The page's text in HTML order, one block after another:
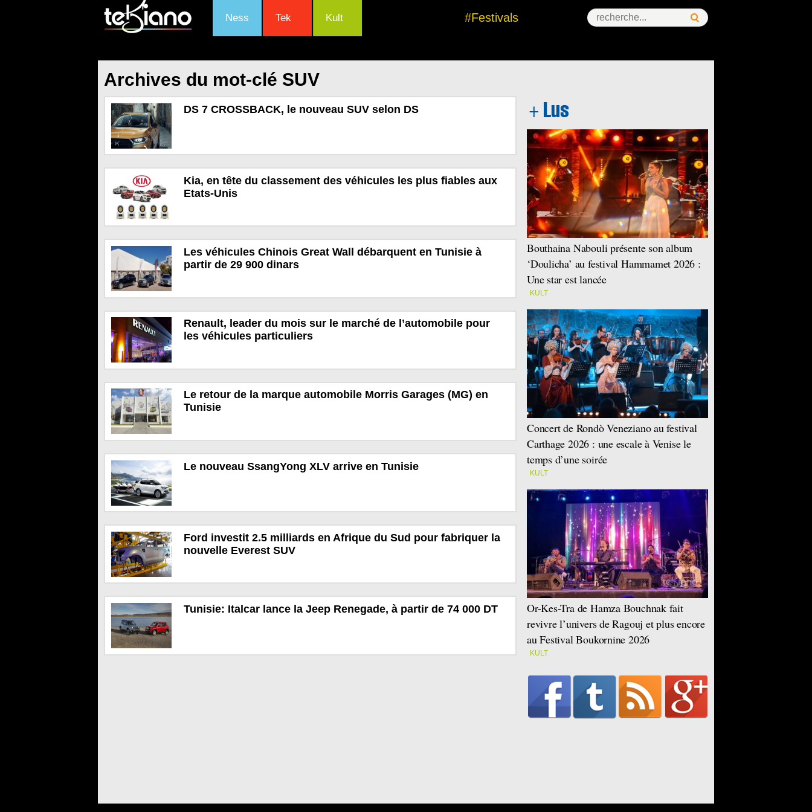
Ness Tek Kult #Festivals
Archives du mot-clé SUV
DS 7 CROSSBACK, le nouveau SUV selon DS
Kia, en tête du classement des véhicules les plus fiables aux
Etats-Unis
Les véhicules Chinois Great Wall débarquent en Tunisie à
partir de 29 900 dinars
Renault, leader du mois sur le marché de l’automobile pour
les véhicules particuliers
Le retour de la marque automobile Morris Garages (MG) en
Tunisie
Le nouveau SsangYong XLV arrive en Tunisie
Ford investit 2.5 milliards en Afrique du Sud pour fabriquer la
nouvelle Everest SUV
Tunisie: Italcar lance la Jeep Renegade, à partir de 74 000 DT
Bouthaina Nabouli présente son album
‘Doulicha’ au festival Hammamet 2026 :
Une star est lancée
KULT
Concert de Rondò Veneziano au festival
Carthage 2026 : une escale à Venise le
temps d’une soirée
KULT
Or-Kes-Tra de Hamza Bouchnak fait
revivre l’univers de Ragouj et plus encore
au Festival Boukornine 2026
KULT